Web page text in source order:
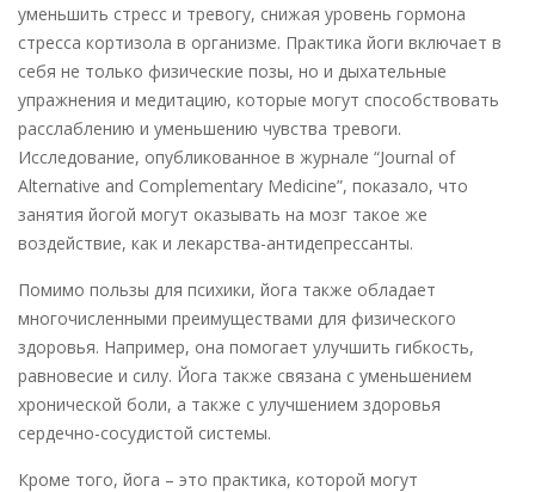
уменьшить стресс и тревогу, снижая уровень гормона
стресса кортизола в организме. Практика йоги включает в
себя не только физические позы, но и дыхательные
упражнения и медитацию, которые могут способствовать
расслаблению и уменьшению чувства тревоги.
Исследование, опубликованное в журнале “Journal of
Alternative and Complementary Medicine”, показало, что
занятия йогой могут оказывать на мозг такое же
воздействие, как и лекарства-антидепрессанты.
Помимо пользы для психики, йога также обладает
многочисленными преимуществами для физического
здоровья. Например, она помогает улучшить гибкость,
равновесие и силу. Йога также связана с уменьшением
хронической боли, а также с улучшением здоровья
сердечно-сосудистой системы.
Кроме того, йога – это практика, которой могут